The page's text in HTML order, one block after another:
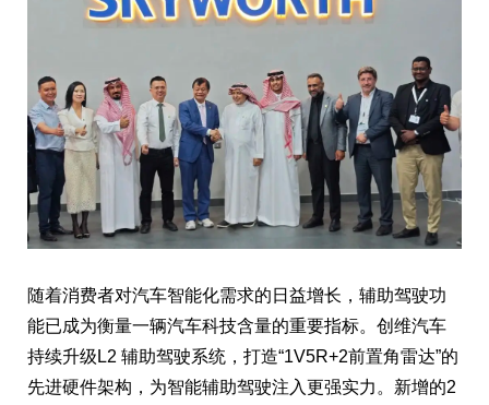
随着消费者对汽车智能化需求的日益增长，辅助驾驶功
能已成为衡量一辆汽车科技含量的重要指标。创维汽车
持续升级L2 辅助驾驶系统，打造“1V5R+2前置角雷达”的
先进硬件架构，为智能辅助驾驶注入更强实力。新增的2